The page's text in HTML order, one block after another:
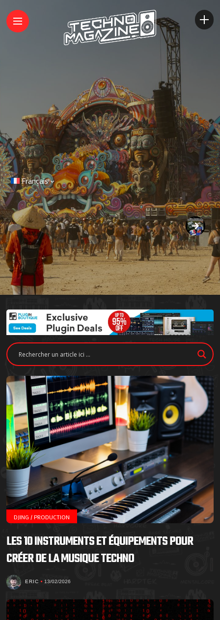
Français
DJING / PRODUCTION
LES 10 INSTRUMENTS ET ÉQUIPEMENTS POUR
CRÉER DE LA MUSIQUE TECHNO
ERIC 13/02/2026